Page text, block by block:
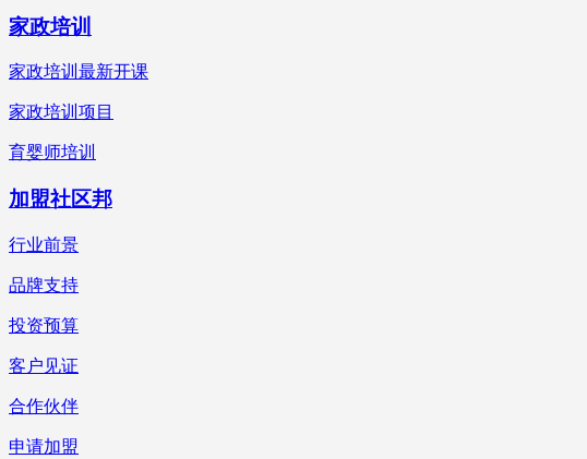
家政培训
家政培训最新开课
家政培训项目
育婴师培训
加盟社区邦
行业前景
品牌支持
投资预算
客户见证
合作伙伴
申请加盟